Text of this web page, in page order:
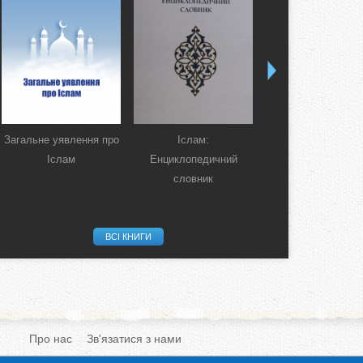
Загальне уявлення про
Іслам
Іслам:
Енциклопедичний
словник
Коран.
мовою
ВСІ КНИГИ
Про нас Зв'язатися з нами